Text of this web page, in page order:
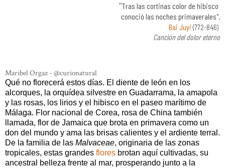
"Tras las cortinas color de hibisco
conoció las noches primaverales".
Bai Juyi (772-846)
Canción del dolor eterno
Maribel Orgaz - @curionatural
Qué no florecerá estos días. El diente de león en los
alcorques, la orquídea silvestre en Guadarrama, la amapola
y las rosas, los lirios y el hibisco en el paseo marítimo de
Málaga. Flor nacional de Corea, rosa de China también
llamada, flor de Jamaica que brota en primavera como un
don del mundo y ama las brisas calientes y el ardiente terral.
De la familia de las Malvaceae, originaria de las zonas
tropicales, estas grandes flores brotan aquí cultivadas, su
ancestral belleza frente al mar, prosperando junto a la